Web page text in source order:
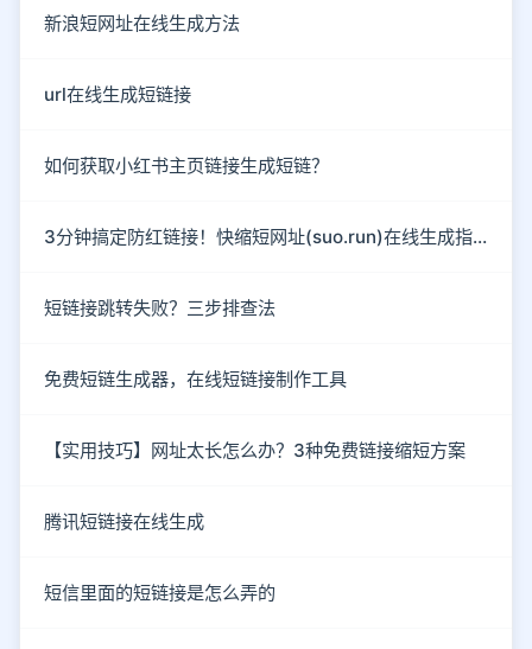
新浪短网址在线生成方法
url在线生成短链接
如何获取小红书主页链接生成短链？
3分钟搞定防红链接！快缩短网址(suo.run)在线生成指南
短链接跳转失败？三步排查法
免费短链生成器，在线短链接制作工具
【实用技巧】网址太长怎么办？3种免费链接缩短方案
腾讯短链接在线生成
短信里面的短链接是怎么弄的